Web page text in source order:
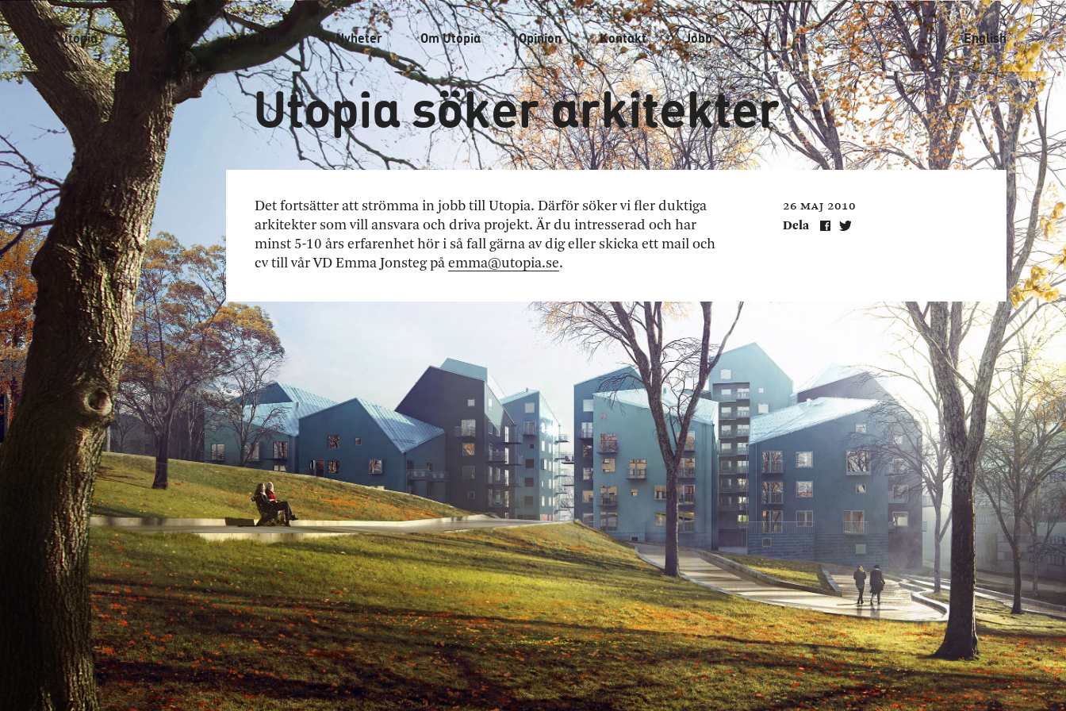
Utopia Projekt Nyheter OmUtopia Opinion Kontakt Jobb English
Utopia söker arkitekter
Det fortsätter att strömma in jobb till Utopia. Därför söker vi fler duktiga
arkitekter som vill ansvara och driva projekt. Är du intresserad och har
minst 5-10 års erfarenhet hör i så fall gärna av dig eller skicka ett mail och
cv till vår VD Emma Jonsteg på emma@utopia.se.
26 maj 2010
Dela